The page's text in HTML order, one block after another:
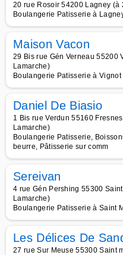
20 rue Rosoir 54200 Lagney (à
Boulangerie Patisserie à
Maison Vacon
29 Bis rue Gén Verneau 55200
Lamarche)
Boulangerie Patisserie à Vignot
Daniel De Biasio
1 Bis rue Verdun 55160
Lamarche)
Boulangerie Patisserie,
beurre, Pâtisserie sur comm
Sereivan
4 rue Gén Pershing 55300
Lamarche)
Boulangerie Patisserie à Saint
Les Délices De
27 rue Sur Meuse 55300 Saint